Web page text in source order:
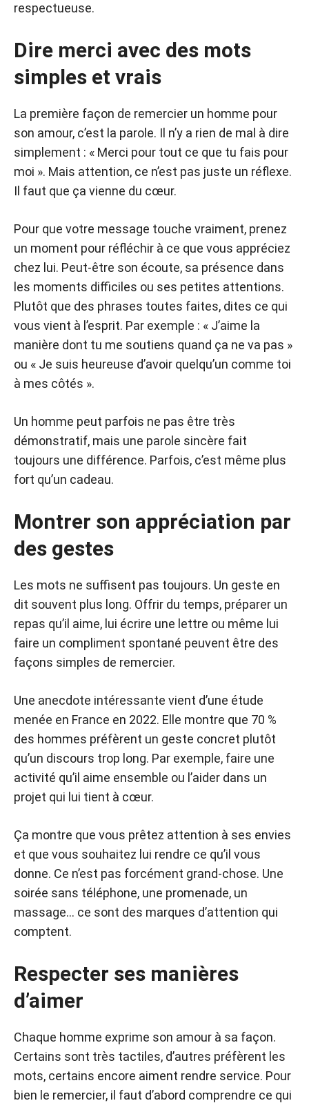
respectueuse.
Dire merci avec des mots
simples et vrais
La première façon de remercier un homme pour
son amour, c’est la parole. Il n’y a rien de mal à dire
simplement : « Merci pour tout ce que tu fais pour
moi ». Mais attention, ce n’est pas juste un réflexe.
Il faut que ça vienne du cœur.
Pour que votre message touche vraiment, prenez
un moment pour réfléchir à ce que vous appréciez
chez lui. Peut-être son écoute, sa présence dans
les moments difficiles ou ses petites attentions.
Plutôt que des phrases toutes faites, dites ce qui
vous vient à l’esprit. Par exemple : « J’aime la
manière dont tu me soutiens quand ça ne va pas »
ou « Je suis heureuse d’avoir quelqu’un comme toi
à mes côtés ».
Un homme peut parfois ne pas être très
démonstratif, mais une parole sincère fait
toujours une différence. Parfois, c’est même plus
fort qu’un cadeau.
Montrer son appréciation par
des gestes
Les mots ne suffisent pas toujours. Un geste en
dit souvent plus long. Offrir du temps, préparer un
repas qu’il aime, lui écrire une lettre ou même lui
faire un compliment spontané peuvent être des
façons simples de remercier.
Une anecdote intéressante vient d’une étude
menée en France en 2022. Elle montre que 70 %
des hommes préfèrent un geste concret plutôt
qu’un discours trop long. Par exemple, faire une
activité qu’il aime ensemble ou l’aider dans un
projet qui lui tient à cœur.
Ça montre que vous prêtez attention à ses envies
et que vous souhaitez lui rendre ce qu’il vous
donne. Ce n’est pas forcément grand-chose. Une
soirée sans téléphone, une promenade, un
massage… ce sont des marques d’attention qui
comptent.
Respecter ses manières
d’aimer
Chaque homme exprime son amour à sa façon.
Certains sont très tactiles, d’autres préfèrent les
mots, certains encore aiment rendre service. Pour
bien le remercier, il faut d’abord comprendre ce qui